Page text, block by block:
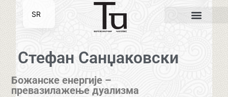
Стефан Санџаковски
Божанске енергије –
превазилажење дуализма
SR
EN